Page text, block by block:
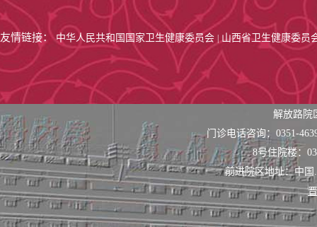
友情链接：中华人民共和国国家卫生健康委员会 山西省卫生健康委员
解放路
门诊电话咨询：0351-
8号住院楼：
前进院区地址：中